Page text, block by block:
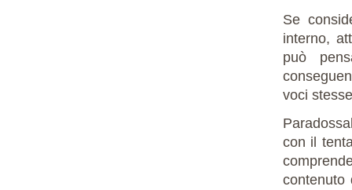
Se
interno,
può
voci
con il
contenuto